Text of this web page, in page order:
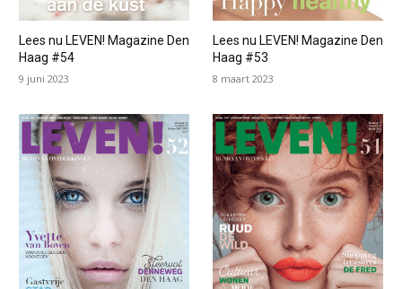
Lees nu LEVEN! Magazine Den
Haag #54
9 juni 2023
Lees nu LEVEN! Magazine Den
Haag #53
8 maart 2023